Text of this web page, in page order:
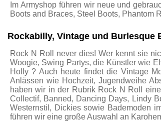
Im Armyshop führen wir neue und
Boots and Braces, Steel Boots, Phantom
Rockabilly, Vintage und Burlesque
Rock N Roll never dies! Wer kennt sie
Woogie, Swing Partys, die Künstler wie
Holly ? Auch heute findet die Vintage
Anlässen wie Hochzeit, Jugendweihe
haben wir in der Rubrik Rock N Roll
Collectif, Banned, Dancing Days, Lindy
Westernstil, Dickies sowie Bademoden
führen wir eine große Auswahl an